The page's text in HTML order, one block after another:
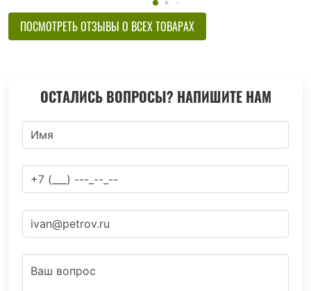
ПОСМОТРЕТЬ ОТЗЫВЫ О ВСЕХ ТОВАРАХ
ОСТАЛИСЬ ВОПРОСЫ? НАПИШИТЕ НАМ